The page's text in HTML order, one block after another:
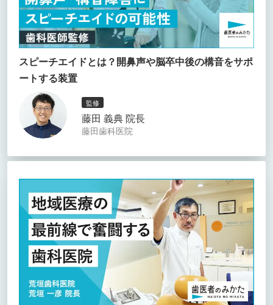
スピーチエイドとは？開鼻声や脳卒中後の構音をサポ
ートする装置
監修
藤田 義典 院長
藤田歯科医院